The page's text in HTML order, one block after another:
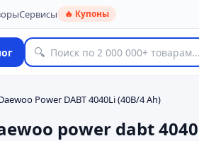
Сервисы 🔥 Купоны
🔍
Power DABT 4040Li (40В/4 Ah)
power dabt